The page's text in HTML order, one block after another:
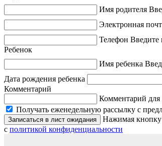
Имя родителя
Электронная
Телефон Введите
Ребенок
Имя ребенка
Дата рождения ребенка
Комментарий
Комментарий для
Получать еженедельную рассылку с
Записаться в лист ожидания
Нажимая кнопку
с политикой конфиденциальности